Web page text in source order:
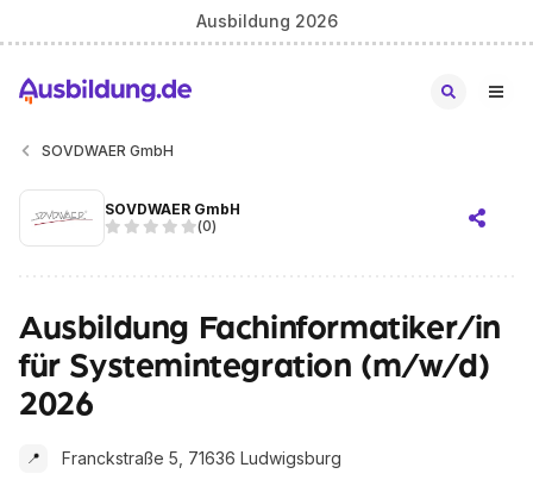
Ausbildung 2026
SOVDWAER GmbH
SOVDWAER GmbH
(0)
Ausbildung Fachinformatiker/in
für Systemintegration (m/w/d)
2026
📍 Franckstraße 5, 71636 Ludwigsburg